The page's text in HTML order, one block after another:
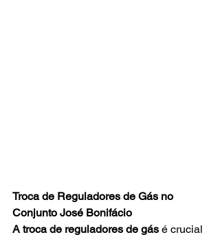
Troca de Reguladores de Gás no
Conjunto José Bonifácio
A troca de reguladores de gás é crucial